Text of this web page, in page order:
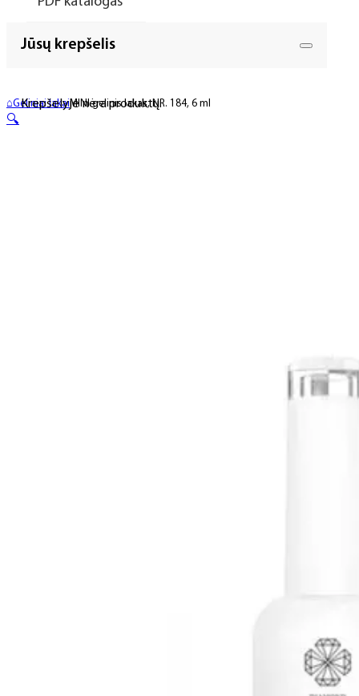
Jūsų krepšelis
Krepšelyje nėra produktų.
⌂Geliniai lakaiMINI gelinis lakas, NR. 184, 6 ml
🔍